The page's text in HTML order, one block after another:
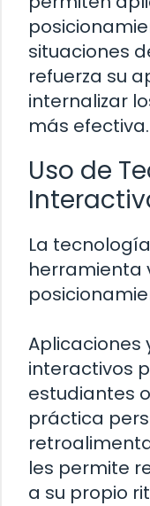
situaciones
refuerza su
internalizar
más efectiva.
Uso de
La
herramienta
Aplicaciones
interactivos
estudiantes
práctica
les permite
a su propio